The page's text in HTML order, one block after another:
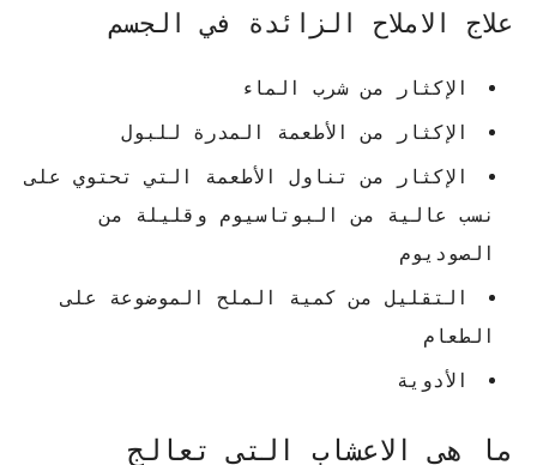
علاج الاملاح الزائدة في الجسم
الإكثار من شرب الماء
الإكثار من الأطعمة المدرة للبول
الإكثار من تناول الأطعمة التي تحتوي على
نسب عالية من البوتاسيوم وقليلة من
الصوديوم
التقليل من كمية الملح الموضوعة على
الطعام
الأدوية
ما هي الاعشاب التي تعالج